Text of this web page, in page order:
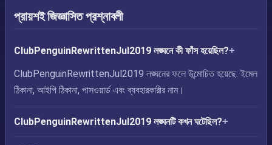
প্রায়শই জিজ্ঞাসিত প্রশ্নাবলী
ClubPenguinRewrittenJul2019 লঙ্ঘনে কী ফাঁস হয়েছিল?
ClubPenguinRewrittenJul2019 লঙ্ঘনের ফলে উন্মোচিত হয়েছে: ইমেল
ঠিকানা, আইপি ঠিকানা, পাসওয়ার্ড এবং ব্যবহারকারীর নাম।
ClubPenguinRewrittenJul2019 লঙ্ঘনটি কখন ঘটেছিল?